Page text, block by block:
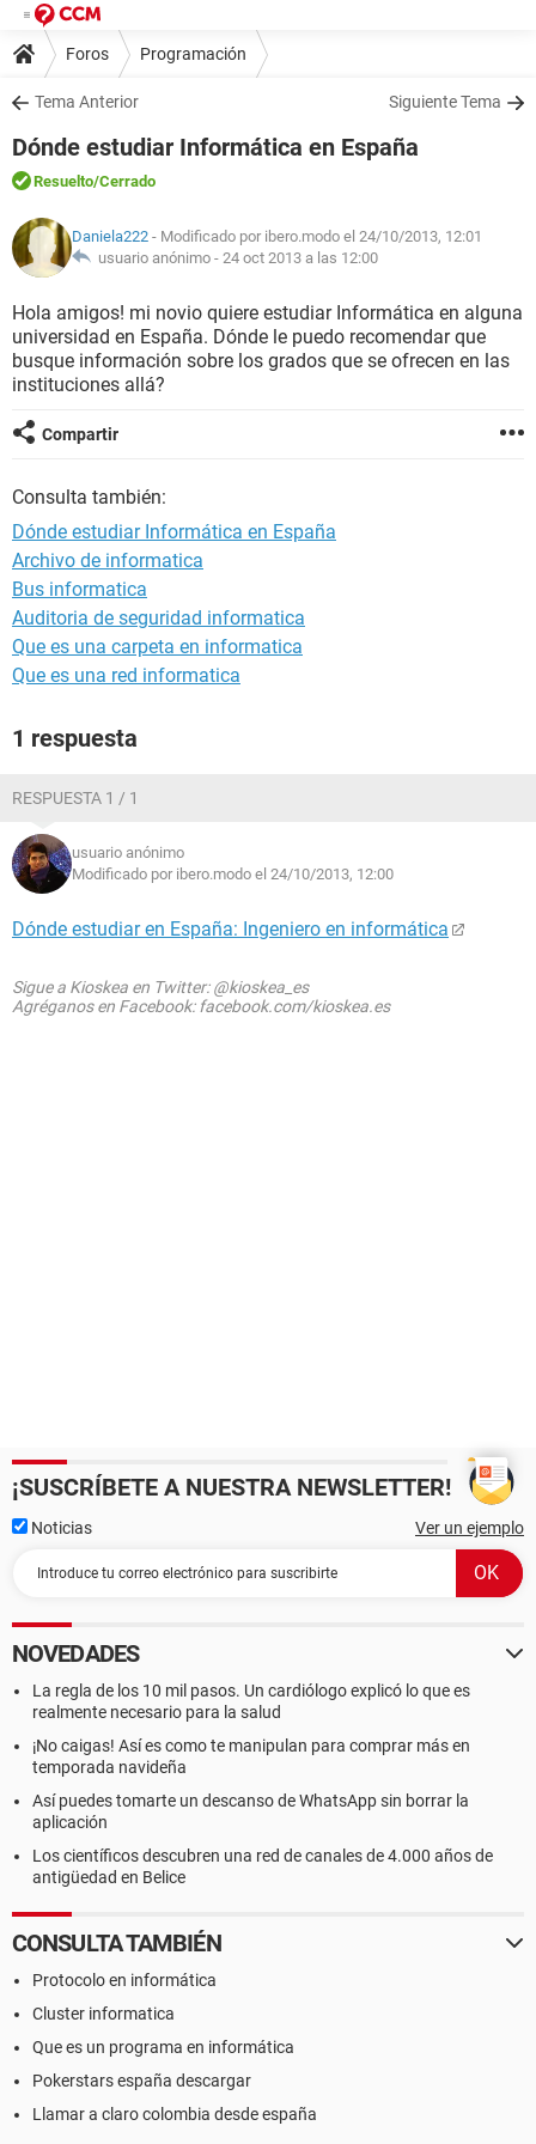
Foros Programación
Tema Anterior Siguiente Tema
Dónde estudiar Informática en España
Resuelto/Cerrado
Daniela222 - Modificado por ibero.modo el 24/10/2013, 12:01
usuario anónimo - 24 oct 2013 a las 12:00
Hola amigos! mi novio quiere estudiar Informática en alguna
universidad en España. Dónde le puedo recomendar que
busque información sobre los grados que se ofrecen en las
instituciones allá?
Compartir
Consulta también:
Dónde estudiar Informática en España
Archivo de informatica
Bus informatica
Auditoria de seguridad informatica
Que es una carpeta en informatica
Que es una red informatica
1 respuesta
RESPUESTA 1 / 1
usuario anónimo
Modificado por ibero.modo el 24/10/2013, 12:00
Dónde estudiar en España: Ingeniero en informática
Sigue a Kioskea en Twitter: @kioskea_es
Agréganos en Facebook: facebook.com/kioskea.es
¡SUSCRÍBETE A NUESTRA NEWSLETTER!
Noticias Ver un ejemplo
NOVEDADES
La regla de los 10 mil pasos. Un cardiólogo explicó lo que es
realmente necesario para la salud
¡No caigas! Así es como te manipulan para comprar más en
temporada navideña
Así puedes tomarte un descanso de WhatsApp sin borrar la
aplicación
Los científicos descubren una red de canales de 4.000 años de
antigüedad en Belice
CONSULTA TAMBIÉN
Protocolo en informática
Cluster informatica
Que es un programa en informática
Pokerstars españa descargar
Llamar a claro colombia desde españa